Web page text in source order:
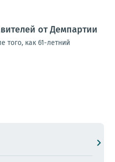
от Демпартии
того, как 61-летний